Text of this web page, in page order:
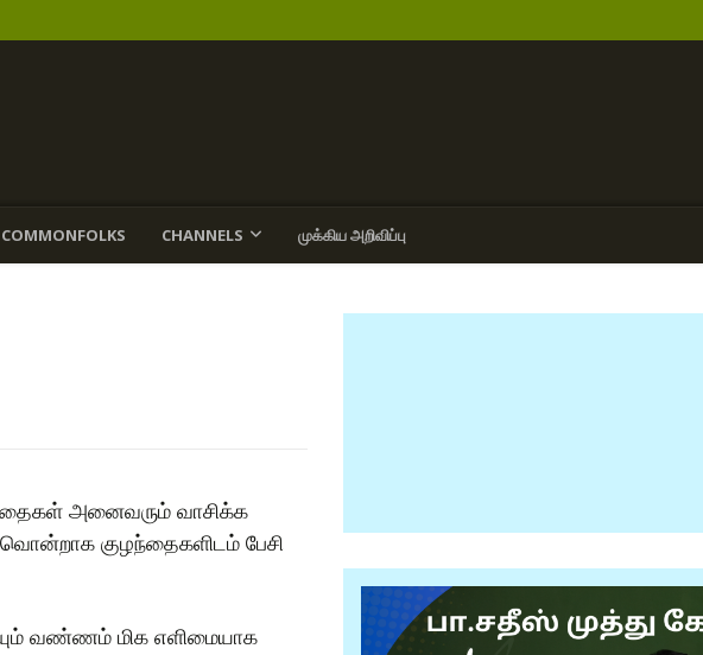
COMMONFOLKS CHANNELS முக்கிய அறிவிப்பு
அனைவரும் வாசிக்க
குழந்தைகளிடம் பேசி
வண்ணம் மிக எளிமையாக